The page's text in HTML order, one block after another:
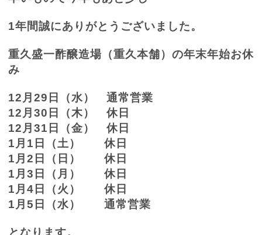
1年間誠にありがとうございました。
重久盛一酢醸造場（重久本舗）の年末年始お休
み
12月29 日（水） 通常営業
12月30 日（木） 休日
12月31 日（金） 休日
1月 1 日（土） 休日
1月2 日（日） 休日
1月3 日（月） 休日
1月4 日（火） 休日
1月5 日（水） 通常営業